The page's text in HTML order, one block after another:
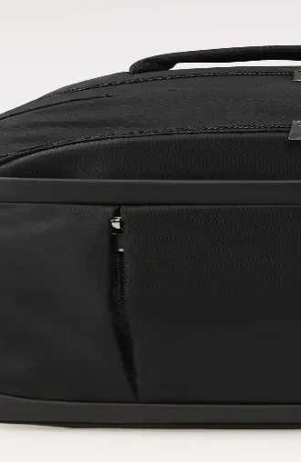
yapısıyla çok yönlü kullanım sağlar.
GORE-TEX Erkek Koşu
TERREX ve Salomon X-Adventure, su
ve Kullanışlı Günlük Çanta
su itici özelliği ve düzenleyici fermuarlı
Saati: Şık ve Dayanıklı Modern
tasarımı ve dayanıklı yapısıyla günlük
Sıcaklık ve Şıklığın Buluştuğu Nokta
tutarken şıklık ve konfor sunar. Modeller,
Ayakkabıları Karşılaştırması ve
spor ayakkabılarının özellikleri, kullanıcı